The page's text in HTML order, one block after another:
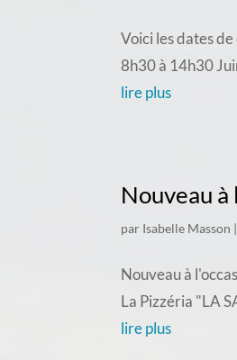
Voici les dates
8h30 à 14h30
lire plus
Nouveau à
par Isabelle Masson |
Nouveau à
La Pizzéria "LA
lire plus